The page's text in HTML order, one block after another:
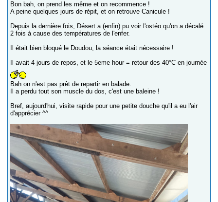
Bon bah, on prend les même et on recommence !
A peine quelques jours de répit, et on retrouve Canicule !
Depuis la dernière fois, Désert a (enfin) pu voir l'ostéo qu'on a décalé
2 fois à cause des températures de l'enfer.
Il était bien bloqué le Doudou, la séance était nécessaire !
Il avait 4 jours de repos, et le 5eme hour = retour des 40°C en journée
Bah on n'est pas prêt de repartir en balade.
Il a perdu tout son muscle du dos, c'est une baleine !
Bref, aujourd'hui, visite rapide pour une petite douche qu'il a eu l'air
d'apprécier ^^